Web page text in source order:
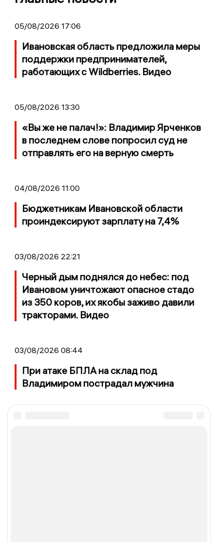
05/08/2026 17:06
Ивановская область предложила меры
поддержки предпринимателей,
работающих с Wildberries. Видео
05/08/2026 13:30
«Вы же не палач!»: Владимир Ярченков
в последнем слове попросил суд не
отправлять его на верную смерть
04/08/2026 11:00
Бюджетникам Ивановской области
проиндексируют зарплату на 7,4%
03/08/2026 22:21
Черный дым поднялся до небес: под
Ивановом уничтожают опасное стадо
из 350 коров, их якобы заживо давили
тракторами. Видео
03/08/2026 08:44
При атаке БПЛА на склад под
Владимиром пострадал мужчина